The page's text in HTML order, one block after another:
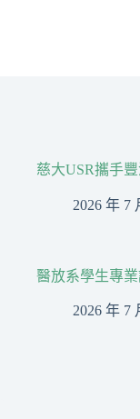
慈大USR攜手
2026 年 7
醫放系學生專
2026 年 7